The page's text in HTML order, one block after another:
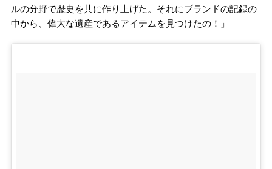
ルの分野で歴史を共に作り上げた。それにブランドの記録の
中から、偉大な遺産であるアイテムを見つけたの！」